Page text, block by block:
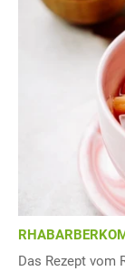
Das Rezept vom